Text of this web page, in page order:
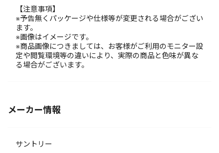
【注意事項】
※予告無くパッケージや仕様等が変更される場合がござい
ます。
※画像はイメージです。
※商品画像につきましては、お客様がご利用のモニター設
定や閲覧環境等の違いにより、実際の商品と色味が異な
る場合がございます。
メーカー情報
サントリー